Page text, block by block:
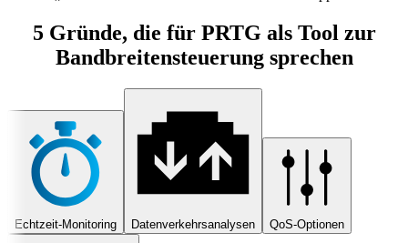
5 Gründe, die für PRTG als Tool zur
Bandbreitensteuerung sprechen
Echtzeit-Monitoring Datenverkehrsanalysen QoS-Optionen